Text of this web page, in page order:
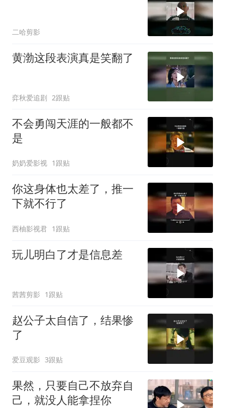
二哈剪影
黄渤这段表演真是笑翻了
弈秋爱追剧 2跟贴
不会勇闯天涯的一般都不
是
奶奶爱影视 1跟贴
你这身体也太差了，推一
下就不行了
西柚影视君 1跟贴
玩儿明白了才是信息差
茜茜剪影 1跟贴
赵公子太自信了，结果惨
了
爱豆观影 3跟贴
果然，只要自己不放弃自
己，就没人能拿捏你